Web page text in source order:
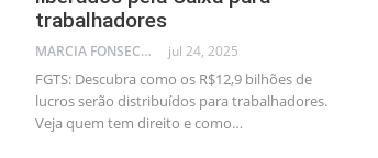
trabalhadores
MARCIA FONSECA - FINANCIAL CONSULTANT jul 24, 2025
FGTS: Descubra como os R$12,9 bilhões de
lucros serão distribuídos para trabalhadores.
Veja quem tem direito e como…